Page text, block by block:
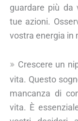
guardare più da
tue azioni.
vostra energia in
Crescere un
vita. Questo
mancanza di
vita. È